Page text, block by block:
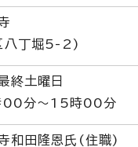
八丁堀5-2)
終土曜日
00分～15時00分
和田隆恩氏(住職)